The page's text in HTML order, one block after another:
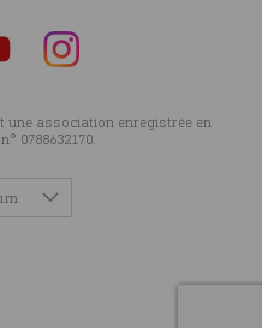
Suivez-
nous
Instagram
une association enregistrée en
0788632170.